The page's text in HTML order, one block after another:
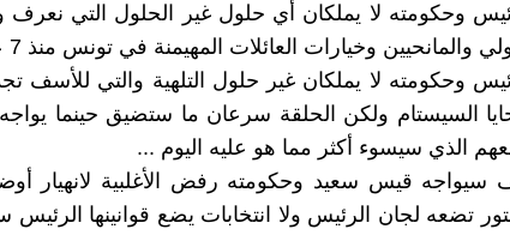
وحكومته لا يملكان أي حلول غير الحلول التي نعرف
والمانحيين وخيارات العائلات المهيمنة في تونس منذ 7 عشريات ...
وحكومته لا يملكان غير حلول التلهية والتي للأسف
السيستام ولكن الحلقة سرعان ما ستضيق حينما يواجه
الذي سيسوء أكثر مما هو عليه اليوم ...
سيواجه قيس سعيد وحكومته رفض الأغلبية لانهيار
تضعه لجان الرئيس ولا انتخابات يضع قوانينها الرئيس